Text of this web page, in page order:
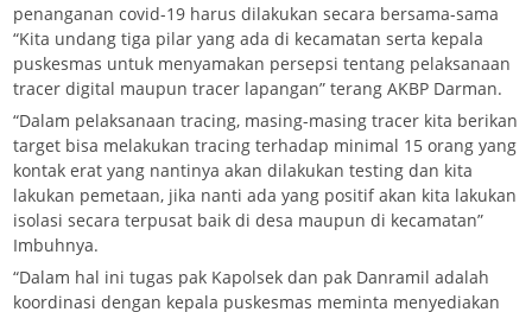
penanganan covid-19 harus dilakukan secara bersama-sama
“Kita undang tiga pilar yang ada di kecamatan serta kepala
puskesmas untuk menyamakan persepsi tentang pelaksanaan
tracer digital maupun tracer lapangan” terang AKBP Darman.
“Dalam pelaksanaan tracing, masing-masing tracer kita berikan
target bisa melakukan tracing terhadap minimal 15 orang yang
kontak erat yang nantinya akan dilakukan testing dan kita
lakukan pemetaan, jika nanti ada yang positif akan kita lakukan
isolasi secara terpusat baik di desa maupun di kecamatan”
Imbuhnya.
“Dalam hal ini tugas pak Kapolsek dan pak Danramil adalah
koordinasi dengan kepala puskesmas meminta menyediakan